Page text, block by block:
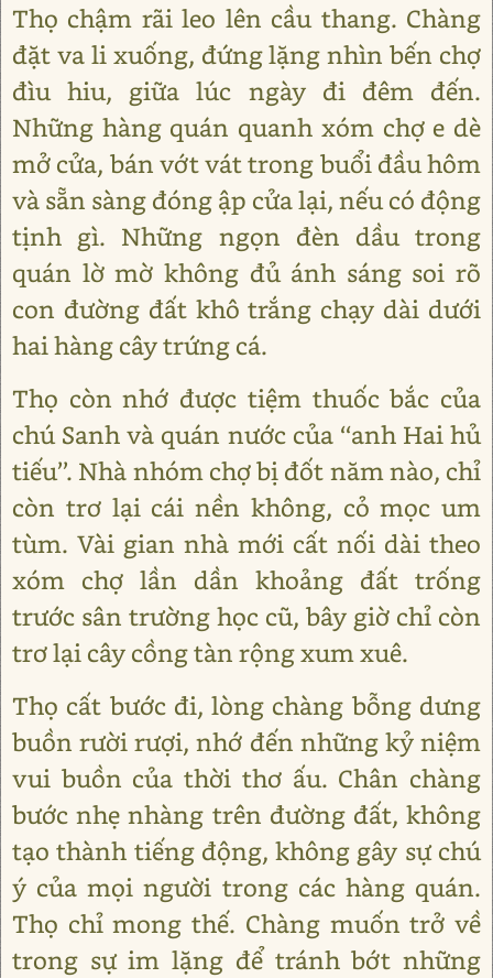
Thọ chậm rãi leo lên cầu thang. Chàng
đặt va li xuống, đứng lặng nhìn bến chợ
đìu hiu, giữa lúc ngày đi đêm đến.
Những hàng quán quanh xóm chợ e dè
mở cửa, bán vớt vát trong buổi đầu hôm
và sẵn sàng đóng ập cửa lại, nếu có động
tịnh gì. Những ngọn đèn dầu trong
quán lờ mờ không đủ ánh sáng soi rõ
con đường đất khô trắng chạy dài dưới
hai hàng cây trứng cá.
Thọ còn nhớ được tiệm thuốc bắc của
chú Sanh và quán nước của ‘‘anh Hai hủ
tiếu’’. Nhà nhóm chợ bị đốt năm nào, chỉ
còn trơ lại cái nền không, cỏ mọc um
tùm. Vài gian nhà mới cất nối dài theo
xóm chợ lần dần khoảng đất trống
trước sân trường học cũ, bây giờ chỉ còn
trơ lại cây cồng tàn rộng xum xuê.
Thọ cất bước đi, lòng chàng bỗng dưng
buồn rười rượi, nhớ đến những kỷ niệm
vui buồn của thời thơ ấu. Chân chàng
bước nhẹ nhàng trên đường đất, không
tạo thành tiếng động, không gây sự chú
ý của mọi người trong các hàng quán.
Thọ chỉ mong thế. Chàng muốn trở về
trong sự im lặng để tránh bớt những